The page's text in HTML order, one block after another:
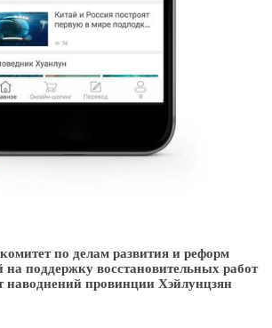
по делам развития и реформ
поддержку восстановительных работ
наводнений провинции Хэйлунцзян